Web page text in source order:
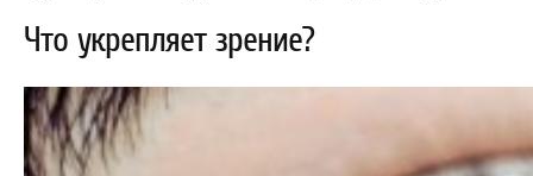
Что укрепляет зрение?